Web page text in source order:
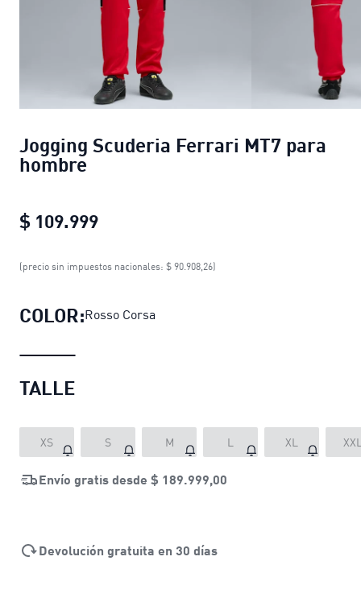
Jogging Scuderia Ferrari MT7 para
hombre
$ 109.999
Jogging Scuderia Ferrari MT7 para
(precio sin impuestos nacionales: $ 90.908,26)
COLOR:Rosso Corsa
TALLE
XS S M L XL
Envío gratis desde $ 189.999,00
Devolución gratuita en 30 días